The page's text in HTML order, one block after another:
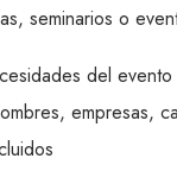
seminarios o
del evento
empresas,